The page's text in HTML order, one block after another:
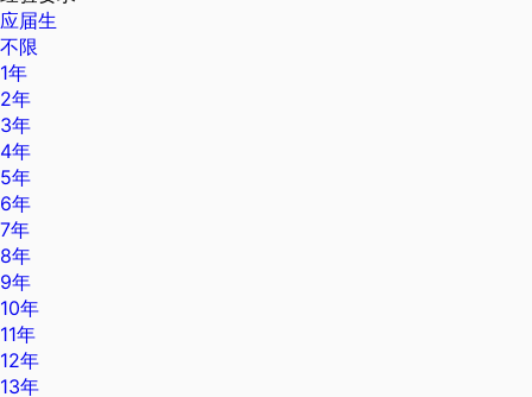
应届生
不限
1年
2年
3年
4年
5年
6年
7年
8年
9年
10年
11年
12年
13年